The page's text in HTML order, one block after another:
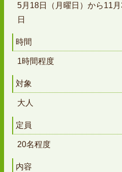
5月18日（月曜日）から11
日
時間
1時間程度
対象
大人
定員
20名程度
内容